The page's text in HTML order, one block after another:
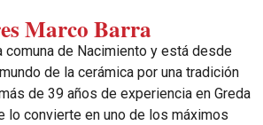
Marco Barra
comuna de Nacimiento y está desde
de la cerámica por una tradición
de 39 años de experiencia en Greda
lo convierte en uno de los máximos